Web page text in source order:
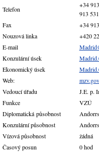
Telefon
+34
913
Fax
+34
Nouzová linka
+420
E-mail
Konzulární úsek
Ekonomický úsek
Web:
Vedoucí úřadu
J.E. p.
Funkce
VZÚ
Diplomatická působnost
Konzulární působnost
Vízová působnost
žádná
Časový posun
0 hod